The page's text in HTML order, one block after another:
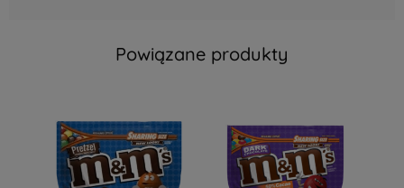
Powiązane produkty